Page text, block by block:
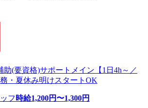
助(要資格)サポートメイン【1日4h～／
・夏休み明けスタートOK
フ 時給1,200円〜1,300円